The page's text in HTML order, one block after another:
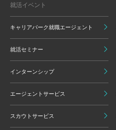
就活イベント
キャリアパーク就職エージェント
就活セミナー
インターンシップ
エージェントサービス
スカウトサービス